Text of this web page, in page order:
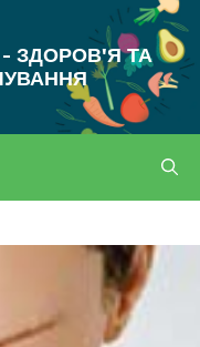
- ЗДОРОВ'Я ТА